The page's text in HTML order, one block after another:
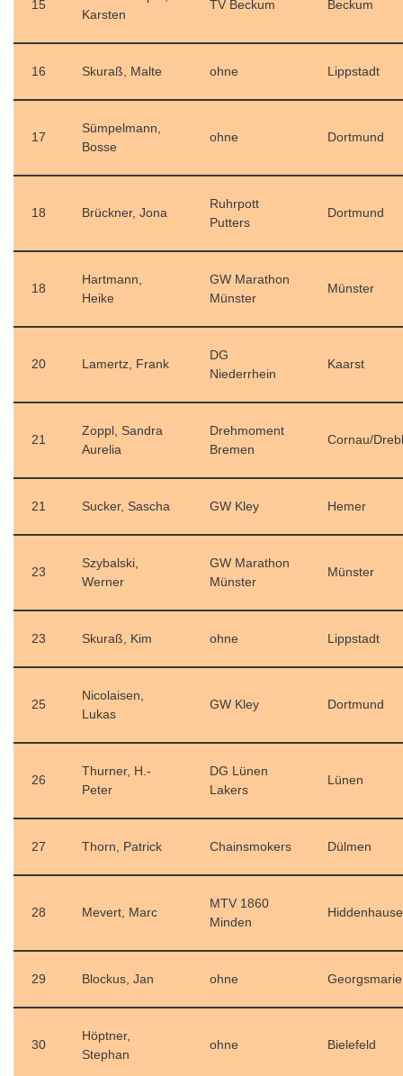
15
Karsten
TV Beckum Beckum
16 Skuraß, Malte ohne Lippstadt
17
Sümpelmann,
Bosse
ohne Dortmund
18 Brückner, Jona
Ruhrpott
Putters
Dortmund
18
Hartmann,
Heike
GW Marathon
Münster
Münster
20 Lamertz, Frank
DG
Niederrhein
Kaarst
21
Zoppl, Sandra
Aurelia
Drehmoment
Bremen
Cornau/
21 Sucker, Sascha GW Kley Hemer
23
Szybalski,
Werner
GW Marathon
Münster
Münster
23 Skuraß, Kim ohne Lippstadt
25
Nicolaisen,
Lukas
GW Kley Dortmund
26
Thurner, H.-
Peter
DG Lünen
Lakers
Lünen
27 Thorn, Patrick Chainsmokers Dülmen
28 Mevert, Marc
MTV 1860
Minden
29 Blockus, Jan ohne
30
Höptner,
Stephan
ohne Bielefeld